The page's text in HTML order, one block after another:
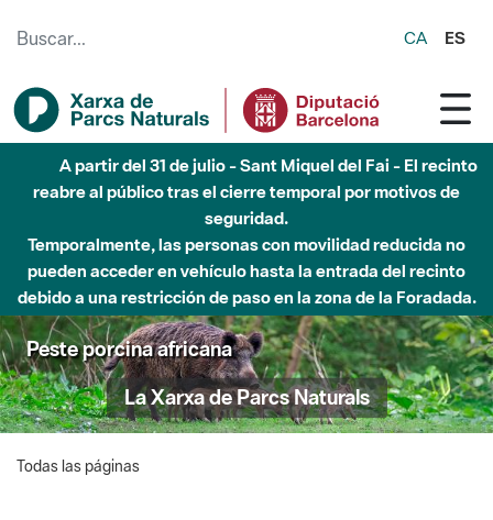
CA ES
A partir del 31 de julio - Sant Miquel del Fai - El recinto
reabre al público tras el cierre temporal por motivos de
seguridad.
Temporalmente, las personas con movilidad reducida no
pueden acceder en vehículo hasta la entrada del recinto
debido a una restricción de paso en la zona de la Foradada.
Peste porcina africana
La Xarxa de Parcs Naturals
Todas las páginas